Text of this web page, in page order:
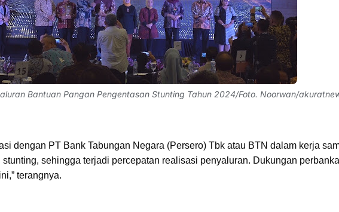
Bantuan Pangan Pengentasan Stunting Tahun 2024/Foto. Noorwan/
dengan PT Bank Tabungan Negara (Persero) Tbk atau BTN dalam kerja
sehingga terjadi percepatan realisasi penyaluran. Dukungan
terangnya.